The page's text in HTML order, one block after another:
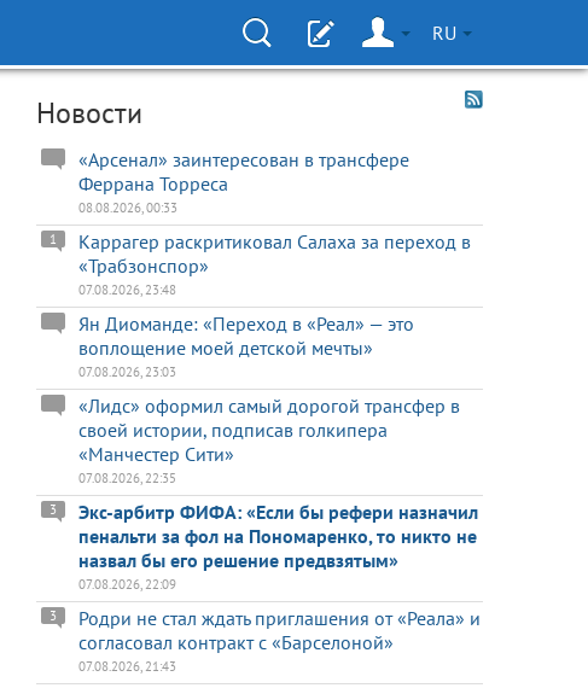
RU
Новости
«Арсенал» заинтересован в трансфере
Феррана Торреса
08.08.2026, 00:33
Каррагер раскритиковал Салаха за переход в
«Трабзонспор»
1
07.08.2026, 23:48
Ян Диоманде: «Переход в «Реал» — это
воплощение моей детской мечты»
07.08.2026, 23:03
«Лидс» оформил самый дорогой трансфер в
своей истории, подписав голкипера
«Манчестер Сити»
07.08.2026, 22:35
Экс-арбитр ФИФА: «Если бы рефери назначил
пенальти за фол на Пономаренко, то никто не
назвал бы его решение предвзятым»
3
07.08.2026, 22:09
Родри не стал ждать приглашения от «Реала» и
согласовал контракт с «Барселоной»
3
07.08.2026, 21:43